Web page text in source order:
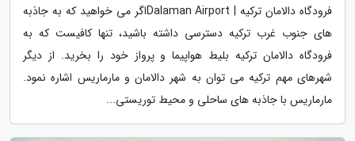
فرودگاه دالامان ترکیه | Dalaman Airportاگر می خواهید که به جاذبه
های جنوب غرب ترکیه دسترسی داشته باشید، تنها کافیست که به
فرودگاه دالامان ترکیه بلیط هواپیما و پرواز خود را بخرید. از دیگر
شهرهای مهم ترکیه می توان به شهر دالامان و مارماریس اشاره نمود.
مارماریس با جاذبه های ساحلی و محیط توریستی...